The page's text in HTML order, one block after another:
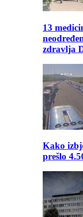
13
zdravlja
Kako
prešlo